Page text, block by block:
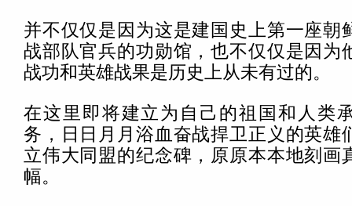
并不仅仅是因为这是建国史上第一座朝
战部队官兵的功勋馆，也不仅仅是因为
战功和英雄战果是历史上从未有过的。
在这里即将建立为自己的祖国和人类
务，日日月月浴血奋战捍卫正义的英雄
立伟大同盟的纪念碑，原原本本地刻画
幅。